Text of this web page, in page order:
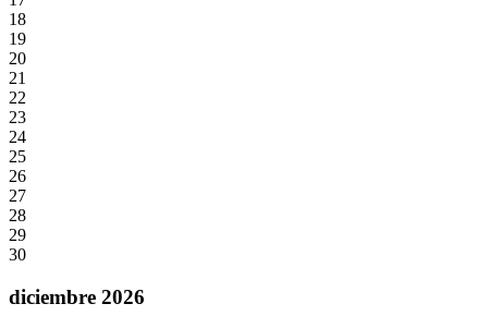
18
19
20
21
22
23
24
25
26
27
28
29
30
diciembre 2026